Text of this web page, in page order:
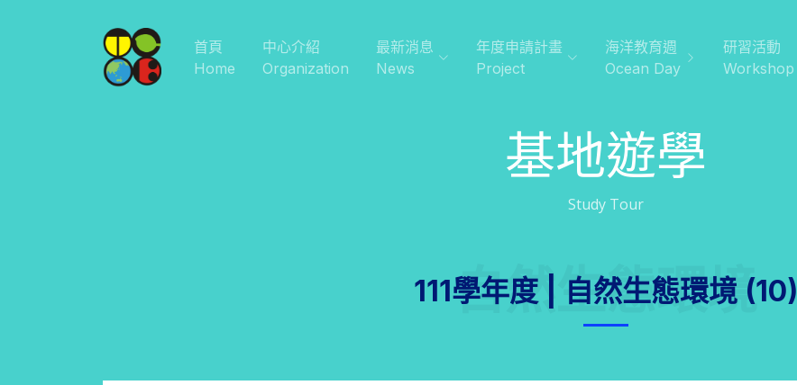
首頁
Home
中心介紹
Organization
最新消息
News
年度申請計畫
Project
海洋教育週
Ocean Day
研習活動
Workshop
基地遊學
Study Tour
自然生態環境
111學年度 | 自然生態環境 (10)